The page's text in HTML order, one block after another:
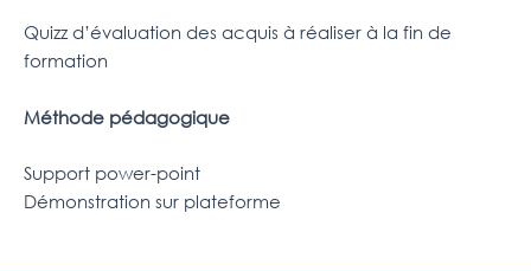
Quizz d’évaluation des acquis à réaliser à la fin de
formation
Méthode pédagogique
Support power-point
Démonstration sur plateforme